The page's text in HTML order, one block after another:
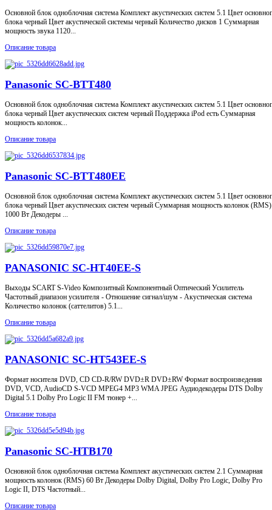
Основной блок одноблочная система Комплект акустических систем 5.1 Цвет
блока черный Цвет акустической системы черный Количество дисков 1 Суммарная
мощность звука 1120...
Описание товара
Panasonic SC-BTT480
Основной блок одноблочная система Комплект акустических систем 5.1 Цвет
блока черный Цвет акустических систем черный Поддержка iPod есть Суммарная
мощность колонок...
Описание товара
Panasonic SC-BTT480EE
Основной блок одноблочная система Комплект акустических систем 5.1 Цвет
блока черный Цвет акустических систем черный Суммарная мощность колонок (RMS)
1000 Вт Декодеры ...
Описание товара
PANASONIC SC-HT40EE-S
Выходы SCART S-Video Композитный Компонентный Оптический Усилитель
Частотный диапазон усилителя - Отношение сигнал/шум - Акустическая система
Количество колонок (саттелитов) 5.1...
Описание товара
PANASONIC SC-HT543EE-S
Формат носителя DVD, CD CD-R/RW DVD±R DVD±RW Формат воспроизведения
DVD, VCD, AudioCD S-VCD MPEG4 MP3 WMA JPEG Аудиодекодеры DTS Dolby
Digital 5.1 Dolby Pro Logic II FM тюнер +...
Описание товара
Panasonic SC-HTB170
Основной блок одноблочная система Комплект акустических систем 2.1 Суммарная
мощность колонок (RMS) 60 Вт Декодеры Dolby Digital, Dolby Pro Logic, Dolby Pro
Logic II, DTS Частотный...
Описание товара